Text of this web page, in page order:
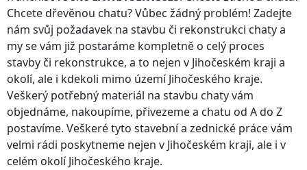
Chcete dřevěnou chatu? Vůbec žádný problém! Zadejte
nám svůj požadavek na stavbu či rekonstrukci chaty a
my se vám již postaráme kompletně o celý proces
stavby či rekonstrukce, a to nejen v Jihočeském kraji a
okolí, ale i kdekoli mimo území Jihočeského kraje.
Veškerý potřebný materiál na stavbu chaty vám
objednáme, nakoupíme, přivezeme a chatu od A do Z
postavíme. Veškeré tyto stavební a zednické práce vám
velmi rádi poskytneme nejen v Jihočeském kraji, ale i v
celém okolíJihočeského kraje.